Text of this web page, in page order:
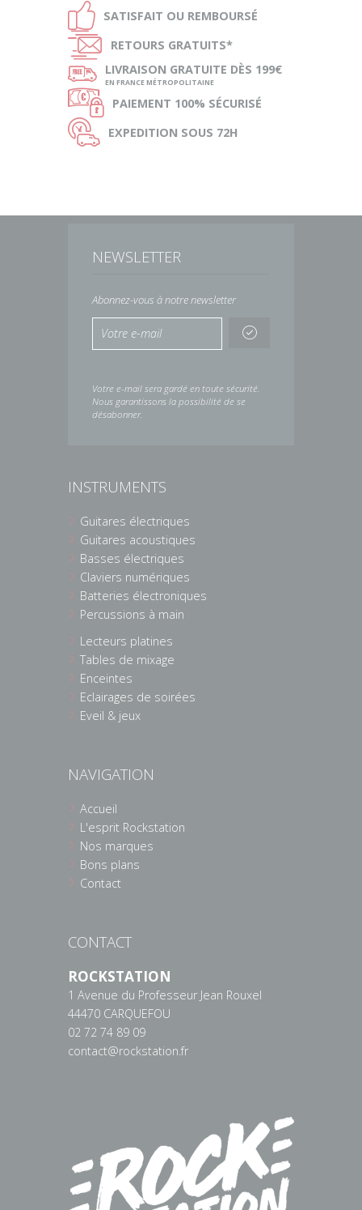
Ð SATISFAIT OU REMBOURSÉ
Ñ RETOURS GRATUITS*
ø LIVRAISON GRATUITE DÈS 199€
EN FRANCE MÉTROPOLITAINE
Ø PAIEMENT 100% SÉCURISÉ
Ù EXPEDITION SOUS 72H
NEWSLETTER
Abonnez-vous à notre newsletter
Votre e-mail sera gardé en toute sécurité.
Nous garantissons la possibilité de se
désabonner.
INSTRUMENTS
Guitares électriques
Guitares acoustiques
Basses électriques
Claviers numériques
Batteries électroniques
Percussions à main
Lecteurs platines
Tables de mixage
Enceintes
Eclairages de soirées
Eveil & jeux
NAVIGATION
Accueil
L'esprit Rockstation
Nos marques
Bons plans
Contact
CONTACT
ROCKSTATION
1 Avenue du Professeur Jean Rouxel
44470 CARQUEFOU
02 72 74 89 09
contact@rockstation.fr